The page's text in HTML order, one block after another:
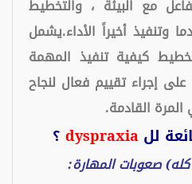
مع البيئة ، والتخطيط
وتنفيذ أخيراً الأداء.يشمل
كيفية تنفيذ المهمة
إجراء تقييم فعال لنجاح
القادمة.
لل dyspraxia ؟
صعوبات المهارة: